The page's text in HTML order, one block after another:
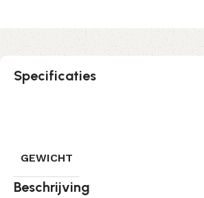
Specificaties
GEWICHT
Beschrijving